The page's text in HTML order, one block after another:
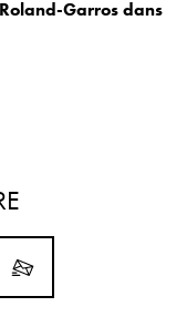
Garros dans